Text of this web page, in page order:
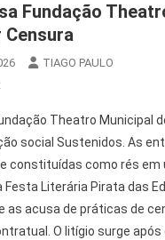
Fundação
Censura
TIAGO PAULO
On
Processa
Fundação
Theatro
Municipal
Por
Censura
Theatro Municipal
social Sustenidos. As
constituídas como rés em
Festa Literária Pirata das
as acusa de práticas de
O litígio surge após